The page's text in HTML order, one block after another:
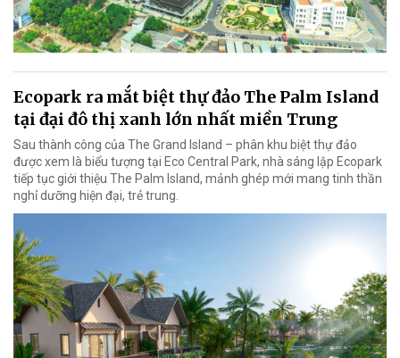
Ecopark ra mắt biệt thự đảo The Palm Island
tại đại đô thị xanh lớn nhất miền Trung
Sau thành công của The Grand Island – phân khu biệt thự đảo
được xem là biểu tượng tại Eco Central Park, nhà sáng lập Ecopark
tiếp tục giới thiệu The Palm Island, mảnh ghép mới mang tinh thần
nghỉ dưỡng hiện đại, trẻ trung.